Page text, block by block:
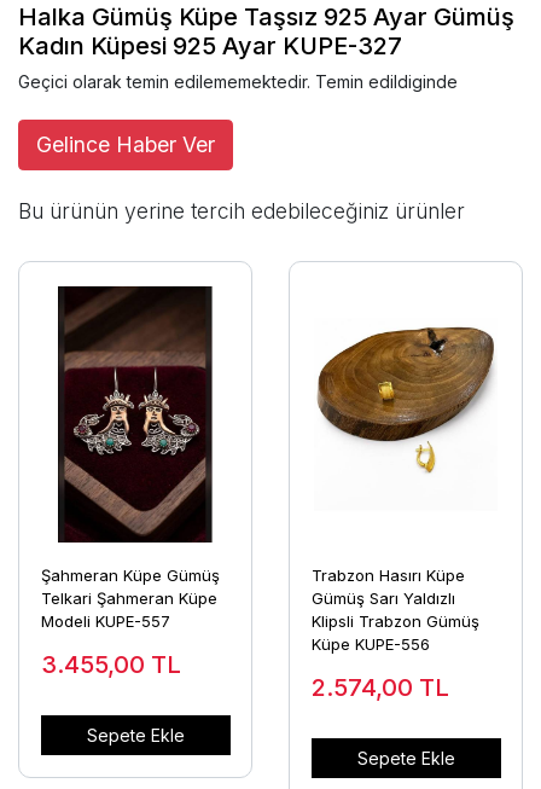
Halka Gümüş Küpe Taşsız 925 Ayar Gümüş
Kadın Küpesi 925 Ayar KUPE-327
Geçici olarak temin edilememektedir. Temin edildiginde
Gelince Haber Ver
Bu ürünün yerine tercih edebileceğiniz ürünler
Şahmeran Küpe Gümüş
Telkari Şahmeran Küpe
Modeli KUPE-557
3.455,00 TL
Sepete Ekle
Trabzon Hasırı Küpe
Gümüş Sarı Yaldızlı
Klipsli Trabzon Gümüş
Küpe KUPE-556
2.574,00 TL
Sepete Ekle